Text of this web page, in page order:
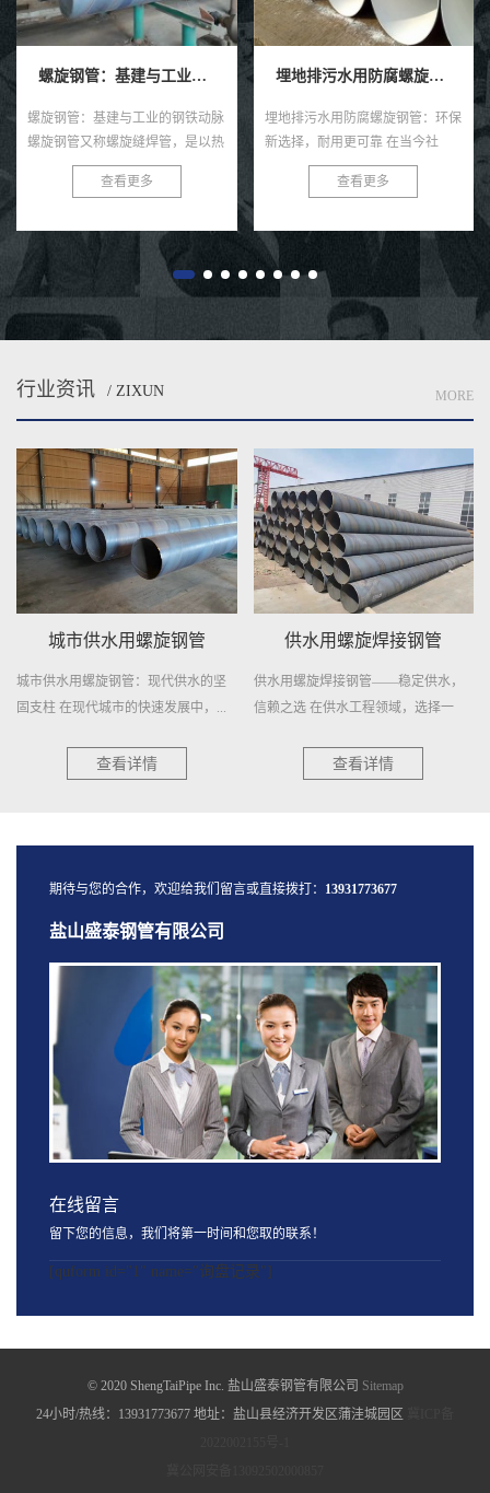
螺旋钢管：基建与工业的钢铁动脉
螺旋钢管：基建与工业的钢铁动脉
螺旋钢管又称螺旋缝焊管，是以热
轧带钢卷为原料，经常温螺旋辊压
成型、自动双丝双面埋弧焊制成的
查看更多
埋地排污水用防腐螺旋钢管
埋地排污水用防腐螺旋钢管：环保
新选择，耐用更可靠 在当今社
会，环保与可持续发展已成为全球
共识。在污水处理与排放领域，选
查看更多
行业资讯 / ZIXUN MORE
城市供水用螺旋钢管
城市供水用螺旋钢管：现代供水的坚
固支柱 在现代城市的快速发展中，...
查看详情
供水用螺旋焊接钢管
供水用螺旋焊接钢管——稳定供水，
信赖之选 在供水工程领域，选择一
查看详情
期待与您的合作，欢迎给我们留言或直接拨打： 13931773677
盐山盛泰钢管有限公司
在线留言
留下您的信息，我们将第一时间和您取的联系！
[quform id="1" name="询盘记录"]
© 2020 ShengTaiPipe Inc. 盐山盛泰钢管有限公司 Sitemap
24小时/热线：13931773677 地址：盐山县经济开发区蒲洼城园区